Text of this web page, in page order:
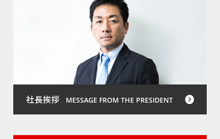
社長挨拶 MESSAGE FROM THE PRESIDENT